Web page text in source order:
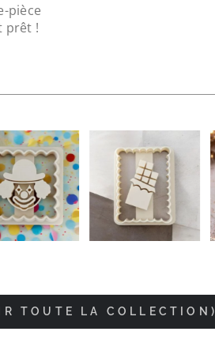
pièce
prêt !
TOUTE LA COLLECTION)